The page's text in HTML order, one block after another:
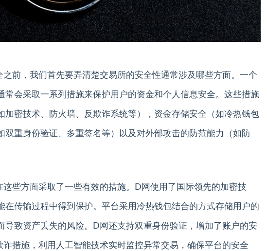
前，我们首先要弄清楚交易所的安全性通常涉及哪些方面。一个
常会采取一系列措施来保护用户的资金和个人信息安全。这些措施
加密技术、防火墙、反欺诈系统等），资金存储安全（如冷热钱包
双重身份验证、多重签名等）以及对外部攻击的防范能力（如防
些方面采取了一些有效的措施。D网使用了国际领先的加密技
在传输过程中得到保护。平台采用冷热钱包结合的方式存储用户的
导致资产丢失的风险。D网还支持双重身份验证，增加了账户的安
措施，利用人工智能技术实时监控异常交易，确保平台的安全